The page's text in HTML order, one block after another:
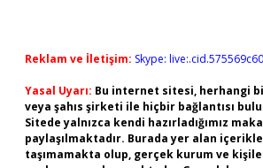
Reklam ve İletişim: Skype:
Yasal Uyarı: Bu internet sitesi, herhangi
veya şahıs şirketi ile hiçbir bağlantısı
Sitede yalnızca kendi hazırladığımız
paylaşılmaktadır. Burada yer alan
taşımamakta olup, gerçek kurum ve